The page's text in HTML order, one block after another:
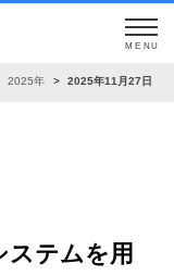
MENU
2025年 2025年11月27日
ステムを用